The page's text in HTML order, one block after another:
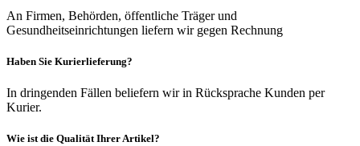
An Firmen, Behörden, öffentliche Träger und
Gesundheitseinrichtungen liefern wir gegen Rechnung
Haben Sie Kurierlieferung?
In dringenden Fällen beliefern wir in Rücksprache Kunden per
Kurier.
Wie ist die Qualität Ihrer Artikel?